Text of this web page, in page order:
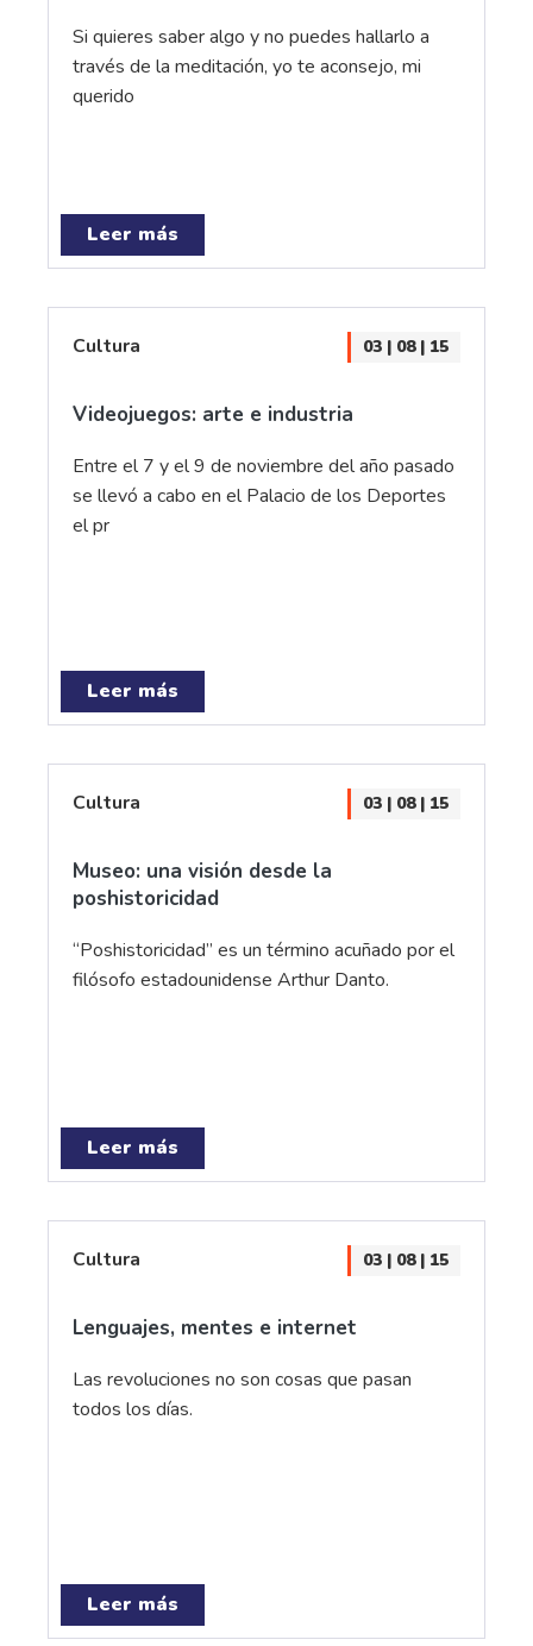
Si quieres saber algo y no puedes hallarlo a
través de la meditación, yo te aconsejo, mi
querido
Leer más
Cultura 03 | 08 | 15
Videojuegos: arte e industria
Entre el 7 y el 9 de noviembre del año pasado
se llevó a cabo en el Palacio de los Deportes
el pr
Leer más
Cultura 03 | 08 | 15
Museo: una visión desde la
poshistoricidad
“Poshistoricidad” es un término acuñado por el
filósofo estadounidense Arthur Danto.
Leer más
Cultura 03 | 08 | 15
Lenguajes, mentes e internet
Las revoluciones no son cosas que pasan
todos los días.
Leer más